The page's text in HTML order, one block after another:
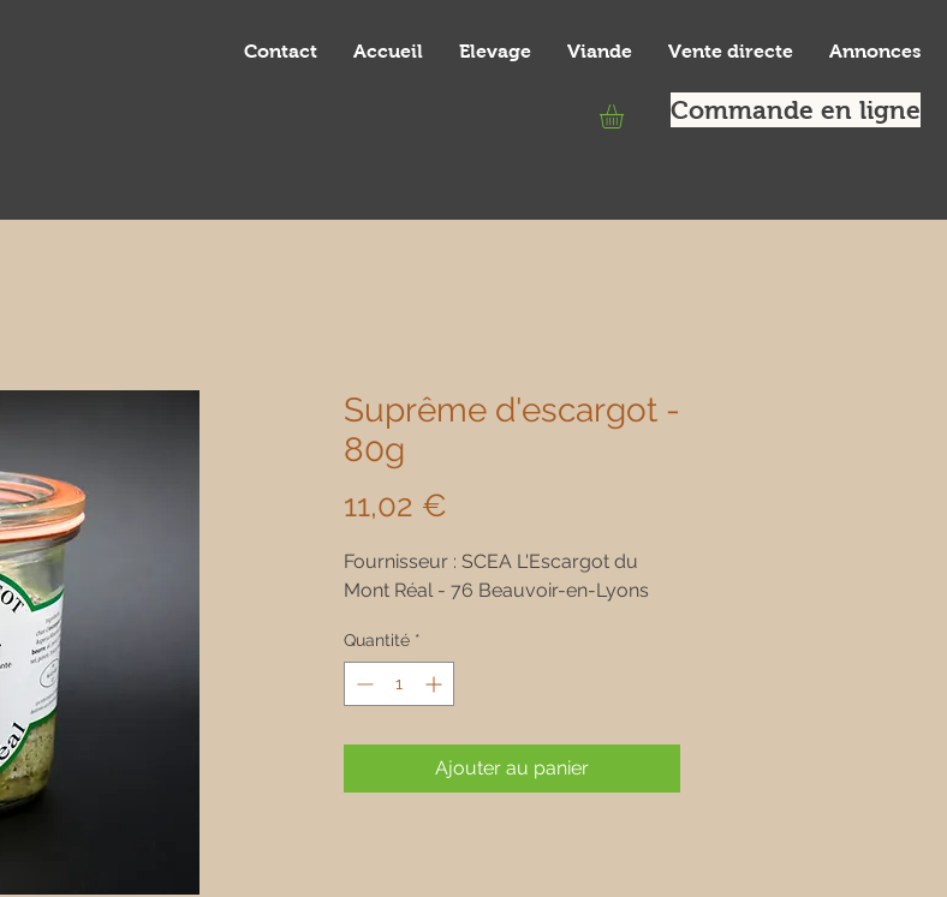
Contact Accueil Elevage Viande Vente directe Annonces
Commande en ligne
Suprême d'escargot -
80g
11,02 €
Fournisseur : SCEA L'Escargot du
Mont Réal - 76 Beauvoir-en-Lyons
Quantité *
Ajouter au panier